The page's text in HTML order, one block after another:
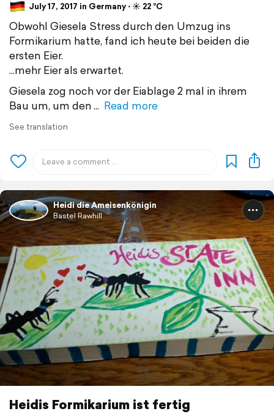
July 17, 2017 in Germany ⋅ ☀️ 22 °C
Obwohl Giesela Stress durch den Umzug ins
Formikarium hatte, fand ich heute bei beiden die
ersten Eier.
...mehr Eier als erwartet.
Giesela zog noch vor der Eiablage 2 mal in ihrem
Bau um, um den
Read more
See translation
Heidi die Ameisenkönigin
Bastel Rawhill
Heidis Formikarium ist fertig